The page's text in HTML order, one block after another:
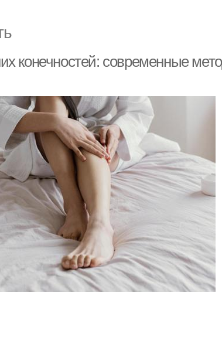
конечностей: современные